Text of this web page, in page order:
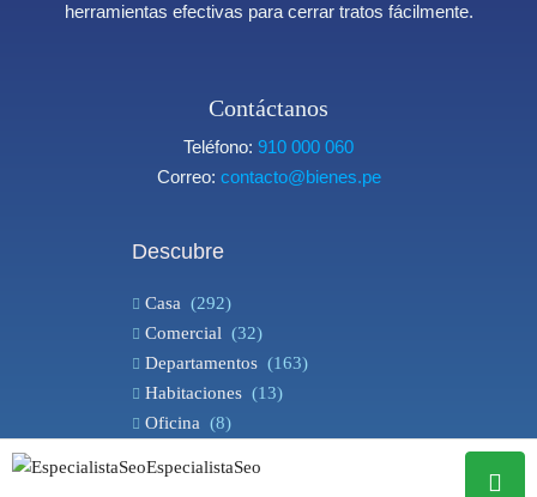
EspecialistaSeo
herramientas efectivas para cerrar tratos fácilmente.
Contáctanos
Teléfono: 910 000 060
Correo: contacto@bienes.pe
Descubre
Casa (292)
Comercial (32)
Departamentos (163)
Habitaciones (13)
Oficina (8)